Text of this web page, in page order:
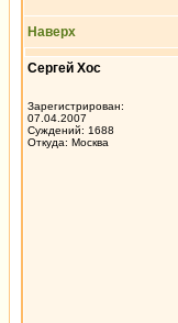
Наверх
Сергей Хос
Зарегистрирован:
07.04.2007
Суждений: 1688
Откуда: Москва